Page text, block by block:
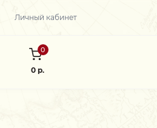
Личный кабинет
0
0 р.